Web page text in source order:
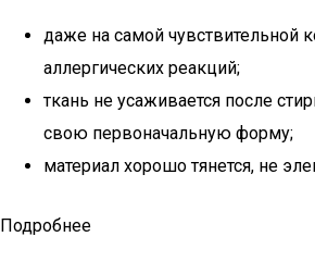
даже на самой чувствительной
аллергических реакций;
ткань не усаживается после
свою первоначальную форму;
материал хорошо тянется, не
Подробнее